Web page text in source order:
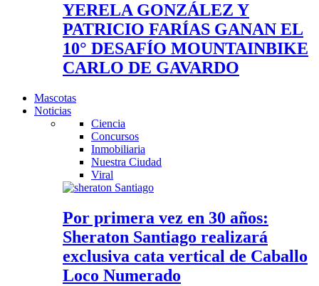
YERELA GONZÁLEZ Y
PATRICIO FARÍAS GANAN EL
10° DESAFÍO MOUNTAINBIKE
CARLO DE GAVARDO
Mascotas
Noticias
Ciencia
Concursos
Inmobiliaria
Nuestra Ciudad
Viral
Por primera vez en 30 años:
Sheraton Santiago realizará
exclusiva cata vertical de Caballo
Loco Numerado